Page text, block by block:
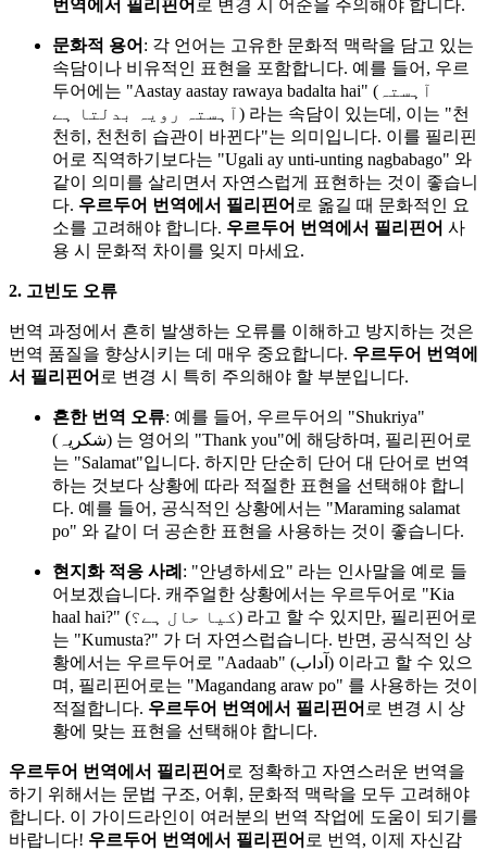
번역에서 필리핀어 로 변경 시 어순을 주의해야 합니다.
문화적 용어 : 각 언어는 고유한 문화적 맥락을 담고 있는
속담이나 비유적인 표현을 포함합니다. 예를 들어, 우르
두어에는 "Aastay aastay rawaya badalta hai" (آہستہ
آہستہ رویہ بدلتا ہے) 라는 속담이 있는데, 이는 "천
천히, 천천히 습관이 바뀐다"는 의미입니다. 이를 필리핀
어로 직역하기보다는 "Ugali ay unti-unting nagbabago" 와
같이 의미를 살리면서 자연스럽게 표현하는 것이 좋습니
다. 우르두어 번역에서 필리핀어 로 옮길 때 문화적인 요
소를 고려해야 합니다. 우르두어 번역에서 필리핀어 사
용 시 문화적 차이를 잊지 마세요.
2. 고빈도 오류
번역 과정에서 흔히 발생하는 오류를 이해하고 방지하는 것은
번역 품질을 향상시키는 데 매우 중요합니다. 우르두어 번역에
서 필리핀어 로 변경 시 특히 주의해야 할 부분입니다.
흔한 번역 오류: 예를 들어, 우르두어의 "Shukriya"
(شکریہ) 는 영어의 "Thank you"에 해당하며, 필리핀어로
는 "Salamat"입니다. 하지만 단순히 단어 대 단어로 번역
하는 것보다 상황에 따라 적절한 표현을 선택해야 합니
다. 예를 들어, 공식적인 상황에서는 "Maraming salamat
po" 와 같이 더 공손한 표현을 사용하는 것이 좋습니다.
현지화 적응 사례 : "안녕하세요" 라는 인사말을 예로 들
어보겠습니다. 캐주얼한 상황에서는 우르두어로 "Kia
haal hai?" (کیا حال ہے؟) 라고 할 수 있지만, 필리핀어로
는 "Kumusta?" 가 더 자연스럽습니다. 반면, 공식적인 상
황에서는 우르두어로 "Aadaab" (آداب) 이라고 할 수 있으
며, 필리핀어로는 "Magandang araw po" 를 사용하는 것이
적절합니다. 우르두어 번역에서 필리핀어 로 변경 시 상
황에 맞는 표현을 선택해야 합니다.
우르두어 번역에서 필리핀어 로 정확하고 자연스러운 번역을
하기 위해서는 문법 구조, 어휘, 문화적 맥락을 모두 고려해야
합니다. 이 가이드라인이 여러분의 번역 작업에 도움이 되기를
바랍니다! 우르두어 번역에서 필리핀어 로 번역, 이제 자신감